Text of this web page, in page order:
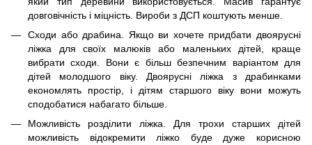
довговічність і міцність. Вироби з ДСП коштують менше.
Сходи або драбина. Якщо ви хочете придбати двоярусні
ліжка для своїх малюків або маленьких дітей, краще
вибрати сходи. Вони є більш безпечним варіантом для
дітей молодшого віку. Двоярусні ліжка з драбинками
економлять простір, і дітям старшого віку вони можуть
сподобатися набагато більше.
Можливість розділити ліжка. Для трохи старших дітей
можливість відокремити ліжко буде дуже корисною